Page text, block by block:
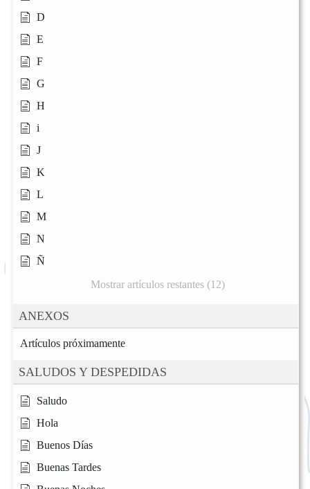
D
E
F
G
H
i
J
K
L
M
N
Ñ
Mostrar artículos restantes (12)
ANEXOS
Artículos próximamente
SALUDOS Y DESPEDIDAS
Saludo
Hola
Buenos Días
Buenas Tardes